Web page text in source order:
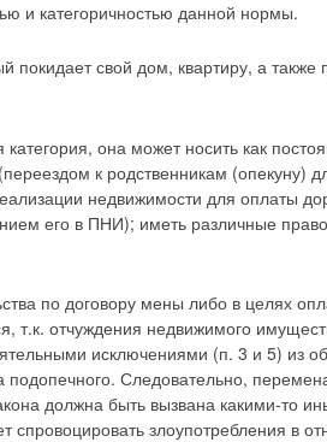
и категоричностью данной нормы.
свой дом, квартиру, а также
она может носить как
к родственникам (опекуну)
недвижимости для оплаты
его в ПНИ); иметь различные
по договору мены либо в целях
т.к. отчуждения недвижимого
исключениями (п. 3 и 5) из
Следовательно,
должна быть вызвана какими-то
злоупотребления в